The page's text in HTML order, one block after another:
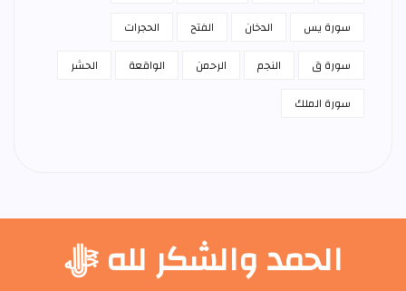
سورة يس
الدخان الفتح
الحجرات
سورة ق
النجم الرحمن الواقعة
الحشر
سورة الملك
الحمد والشكر لله ﷻ